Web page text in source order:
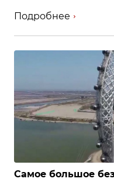
Подробнее
Самое большое